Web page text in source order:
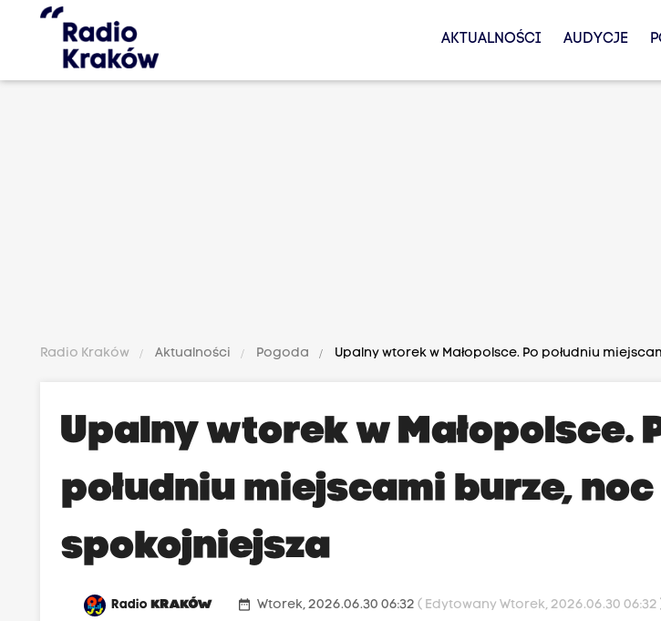
AKTUALNOŚCI AUDYCJE
Radio Kraków Aktualności Pogoda Upalny wtorek w Małopolsce. Po południu
Upalny wtorek w Małopolsce.
południu miejscami burze, noc
spokojniejsza
RadioKRAKÓW date_range Wtorek, 2026.06.30 06:32( Edytowany Wtorek, 2026.06.30 06:32